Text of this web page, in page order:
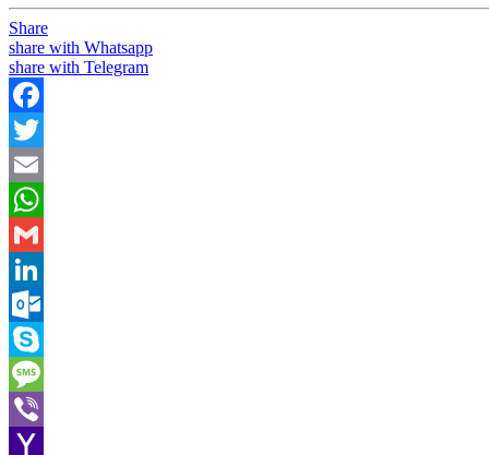
Share
share with Whatsapp
share with Telegram
Facebook
Twitter
Email
WhatsApp
Gmail
LinkedIn
Outlook.com
Skype
Message
Viber